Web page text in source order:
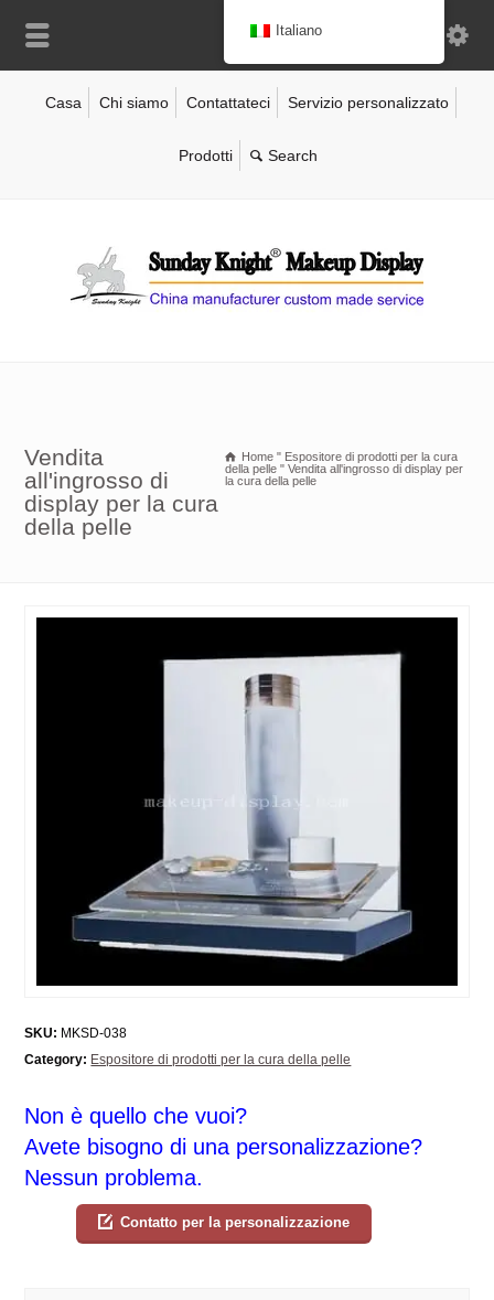
Casa Chi siamo Contattateci Servizio personalizzato
Prodotti
Vendita
all'ingrosso di
display per la cura
della pelle
Home " Espositore di prodotti per la cura
della pelle " Vendita all'ingrosso di display per
la cura della pelle
SKU: MKSD-038
Category: Espositore di prodotti per la cura della pelle
Non è quello che vuoi?
Avete bisogno di una personalizzazione?
Nessun problema.
Contatto per la personalizzazione
Italiano